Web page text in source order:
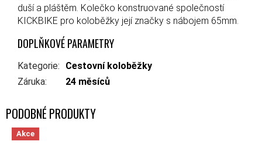
duší a pláštěm. Kolečko konstruované společností
KICKBIKE pro koloběžky její značky s nábojem 65mm.
DOPLŇKOVÉ PARAMETRY
Kategorie:
Cestovní koloběžky
Záruka: 24 měsíců
Akce